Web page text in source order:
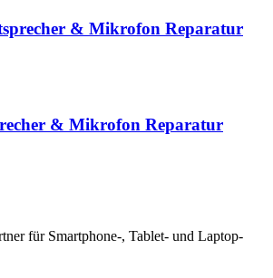
& Mikrofon Reparatur
& Mikrofon Reparatur
für Smartphone-, Tablet- und Laptop-